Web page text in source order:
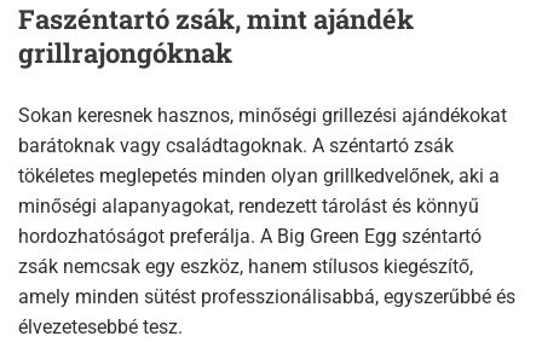
Faszéntartó zsák, mint ajándék
grillrajongóknak
Sokan keresnek hasznos, minőségi grillezési ajándékokat
barátoknak vagy családtagoknak. A széntartó zsák
tökéletes meglepetés minden olyan grillkedvelőnek, aki a
minőségi alapanyagokat, rendezett tárolást és könnyű
hordozhatóságot preferálja. A Big Green Egg széntartó
zsák nemcsak egy eszköz, hanem stílusos kiegészítő,
amely minden sütést professzionálisabbá, egyszerűbbé és
élvezetesebbé tesz.